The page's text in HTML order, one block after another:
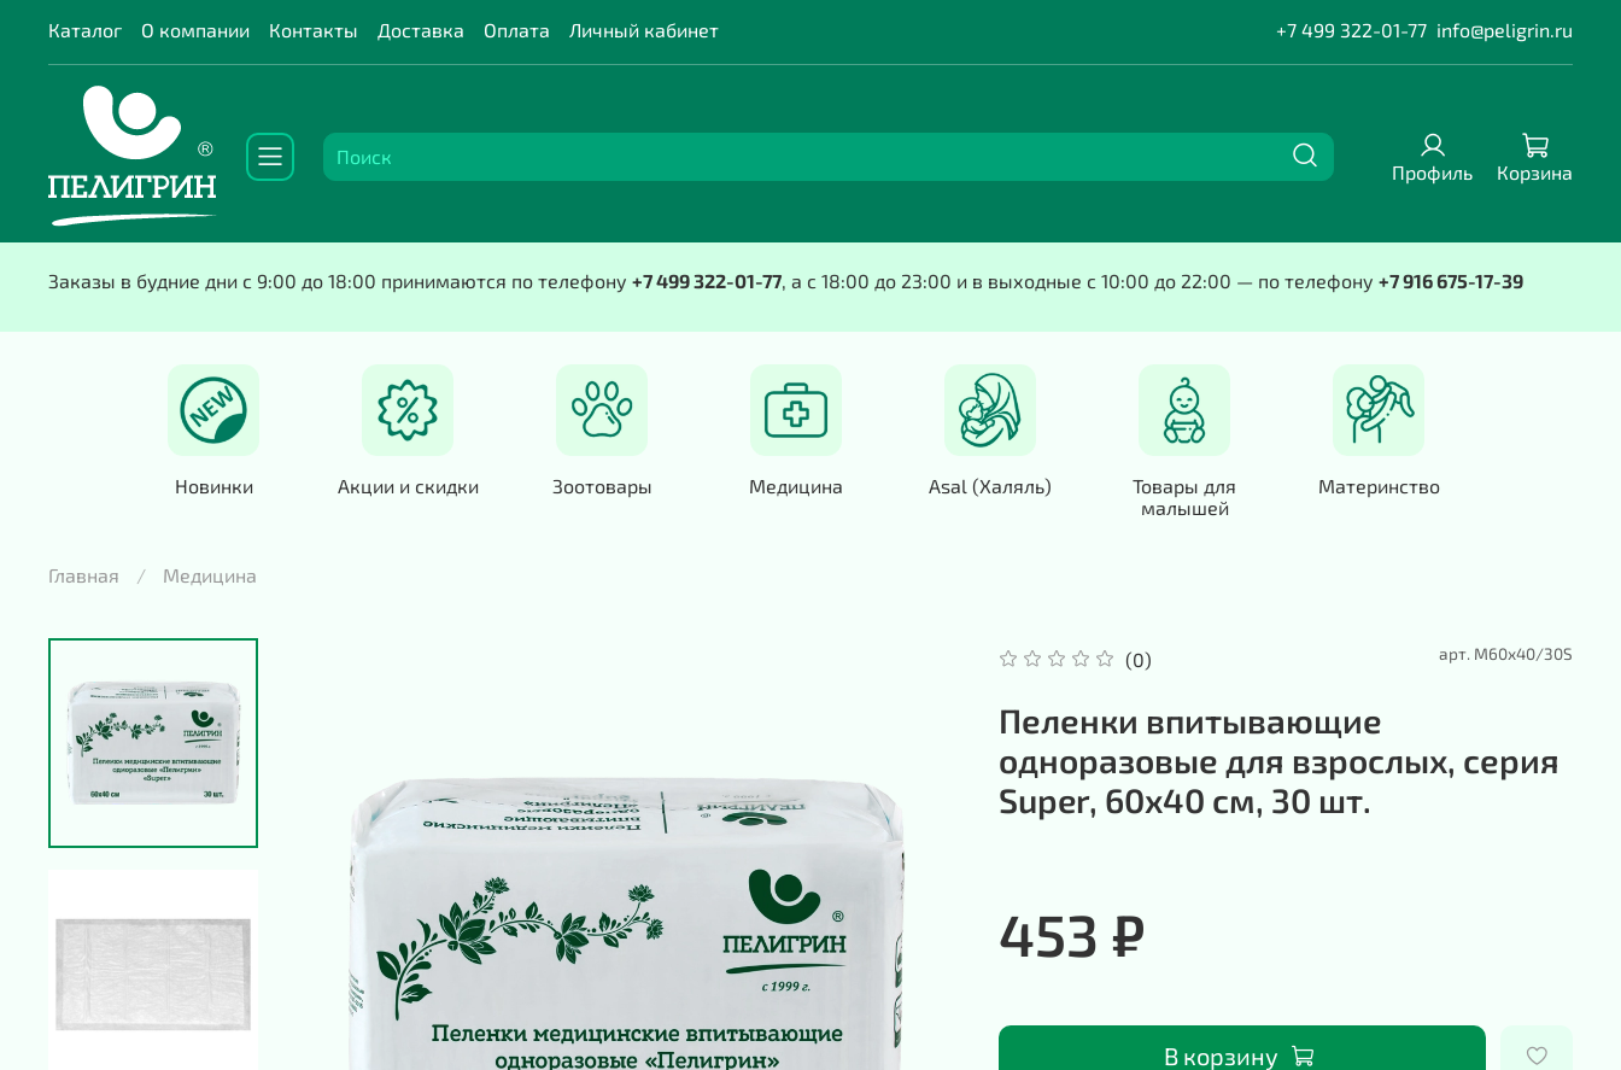
Каталог О компании Контакты Доставка Оплата Личный кабинет +7 499 322-01-77 info@peligrin.ru
Профиль Корзина
Заказы в будние дни с 9:00 до 18:00 принимаются по телефону +7 499 322-01-77, а с 18:00 до 23:00 и в выходные с 10:00 до 22:00 — по телефону +7 916 675-17-39
Новинки Акции и скидки Зоотовары Медицина Asal (Халяль)
Товары для
малышей
Материнство
Главная Медицина
(0) арт. М60х40/30S
Пеленки впитывающие
одноразовые для взрослых, серия
Super, 60х40 см, 30 шт.
453 ₽
В корзину